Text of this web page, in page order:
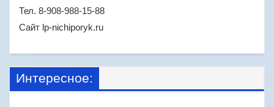
Тел. 8-908-988-15-88
Сайт lp-nichiporyk.ru
Интересное: